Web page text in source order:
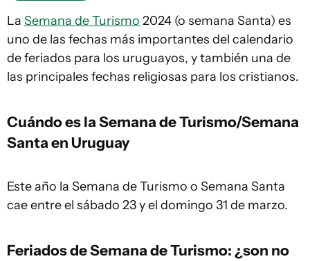
La Semana de Turismo 2024 (o semana Santa) es
uno de las fechas más importantes del calendario
de feriados para los uruguayos, y también una de
las principales fechas religiosas para los cristianos.
Cuándo es la Semana de Turismo/Semana
Santa en Uruguay
Este año la Semana de Turismo o Semana Santa
cae entre el sábado 23 y el domingo 31 de marzo.
Feriados de Semana de Turismo: ¿son no